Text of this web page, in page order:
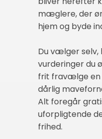
mæglere, der
hjem og byde
Du vælger selv,
vurderinger du
frit fravælge en
dårlig
Alt foregår
uforpligtende
frihed.